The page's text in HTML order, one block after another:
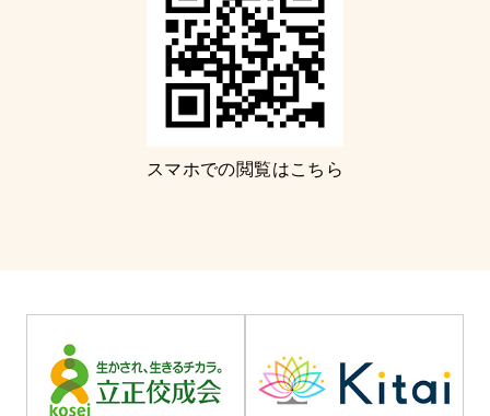
スマホでの閲覧はこちら